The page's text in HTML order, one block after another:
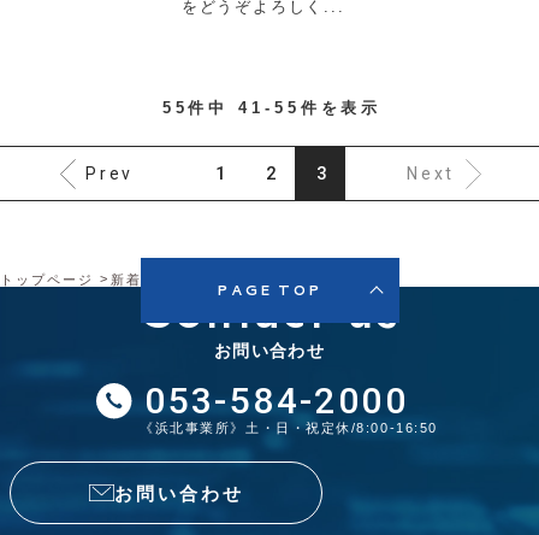
をどうぞよろしく...
55件中 41-55件を表示
Prev 1 2 3 Next
トップページ 新着情報Contact us
お問い合わせ
053-584-2000
《浜北事業所》土・日・祝定休/8:00-16:50
お問い合わせ
PAGE TOP